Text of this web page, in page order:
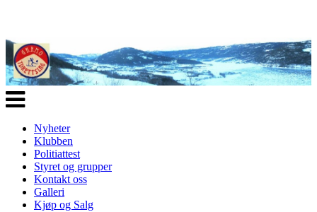
Veksle
navigasjon
Nyheter
Klubben
Politiattest
Styret og grupper
Kontakt oss
Galleri
Kjøp og Salg